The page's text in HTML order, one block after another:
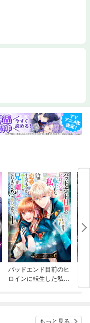
バッドエンド目前のヒ
ロインに転生した私、
もっと見る